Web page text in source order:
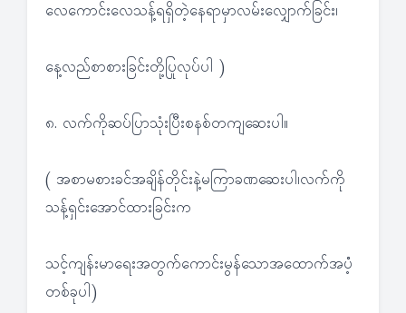
လေကောင်းလေသန့်ရရှိတဲ့နေရာမှာလမ်းလျှောက်ခြင်း၊
နေ့လည်စာစားခြင်းတို့ပြုလုပ်ပါ )
၈. လက်ကိုဆပ်ပြာသုံးပြီးစနစ်တကျဆေးပါ။
( အစာမစားခင်အချိန်တိုင်းနဲ့မကြာခဏဆေးပါ၊လက်ကို
သန့်ရှင်းအောင်ထားခြင်းက
သင့်ကျန်းမာရေးအတွက်ကောင်းမွန်သောအထောက်အပံံ့
တစ်ခုပါ)